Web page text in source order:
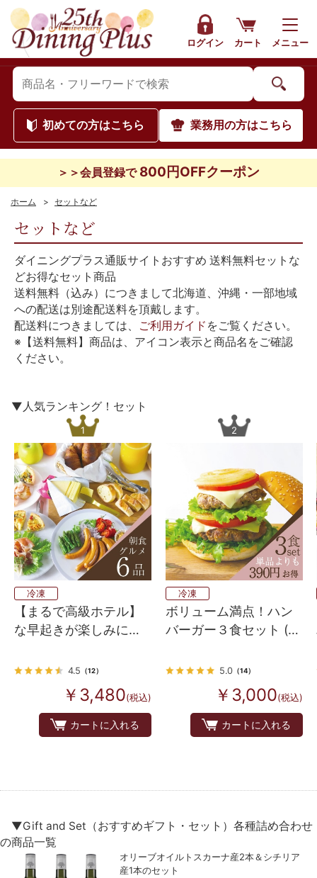
ログイン カート メニュー
初めての方はこちら 業務用の方はこちら
＞＞会員登録で 800円OFFクーポン
ホーム > セットなど
セットなど
ダイニングプラス通販サイトおすすめ 送料無料セットな
どお得なセット商品
送料無料（込み）につきまして北海道、沖縄・一部地域
への配送は別途配送料を頂戴します。
配送料につきましては、
ご利用ガイド をご覧ください。
※【送料無料】商品は、アイコン表示と商品名をご確認
ください。
▼人気ランキング！セット
1
冷凍
【まるで高級ホテル】
な早起きが楽しみにな
4.5 （12）
￥3,480(税込)
カートに入れる
2
冷凍
ボリューム満点！ハン
バーガー３食セット (湯
5.0（14）
￥3,000(税込)
カートに入れる
▼Gift and Set（おすすめギフト・セット）各種詰め合わせ
の商品一覧
オリーブオイルトスカーナ産2本＆シチリア
産1本のセット